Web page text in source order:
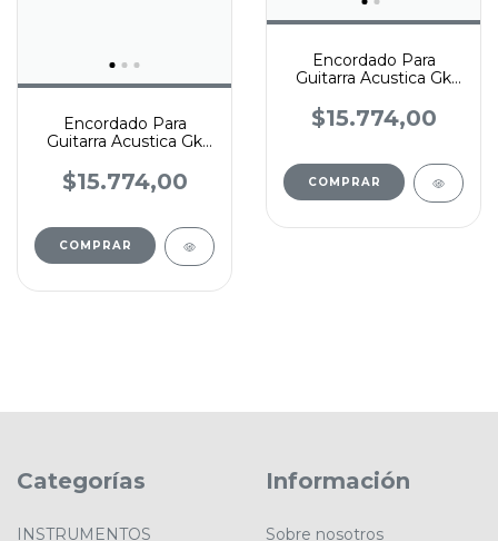
Encordado Para
Guitarra Acustica Gk
$15.774,00
Encordado Para
Guitarra Acustica Gk
$15.774,00
Categorías
INSTRUMENTOS
Información
Sobre nosotros